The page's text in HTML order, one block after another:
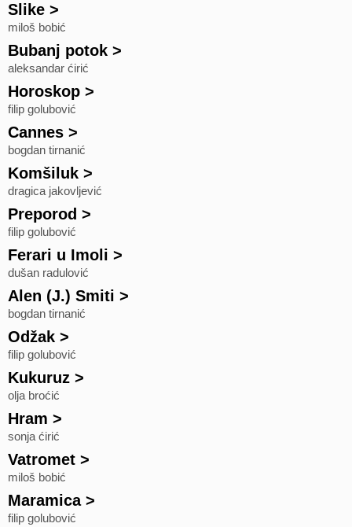
Slike >
miloš bobić
Bubanj potok >
aleksandar ćirić
Horoskop >
filip golubović
Cannes >
bogdan tirnanić
Komšiluk >
dragica jakovljević
Preporod >
filip golubović
Ferari u Imoli >
dušan radulović
Alen (J.) Smiti >
bogdan tirnanić
Odžak >
filip golubović
Kukuruz >
olja broćić
Hram >
sonja ćirić
Vatromet >
miloš bobić
Maramica>
filip golubović